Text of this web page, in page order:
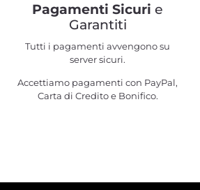
Pagamenti Sicuri e
Garantiti
Tutti i pagamenti avvengono su
server sicuri.
Accettiamo pagamenti con PayPal,
Carta di Credito e Bonifico.